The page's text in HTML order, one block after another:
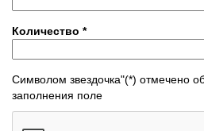
Количество *
Символом звездочка"(*) отмечено
заполнения поле